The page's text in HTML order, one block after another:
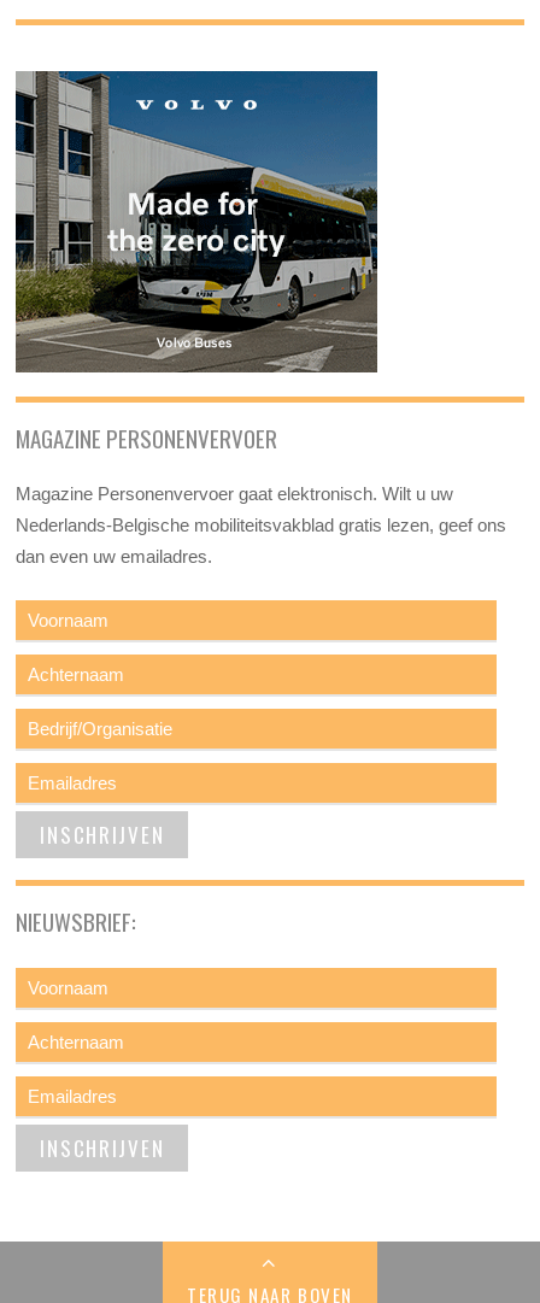
MAGAZINE PERSONENVERVOER
Magazine Personenvervoer gaat elektronisch. Wilt u uw
Nederlands-Belgische mobiliteitsvakblad gratis lezen, geef ons
dan even uw emailadres.
NIEUWSBRIEF:
TERUG NAAR BOVEN